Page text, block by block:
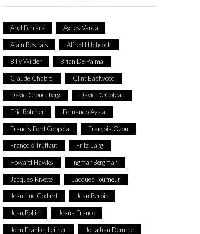
Abel Ferrara Agnès Varda
Alain Resnais Alfred Hitchcock
Billy Wilder Brian De Palma
Claude Chabrol Clint Eastwood
David Cronenberg David DeCoteau
Eric Rohmer Fernando Ayala
Francis Ford Coppola François Ozon
François Truffaut Fritz Lang
Howard Hawks Ingmar Bergman
Jacques Rivette Jacques Tourneur
Jean-Luc Godard Jean Renoir
Jean Rollin Jesús Franco
John Frankenheimer Jonathan Demme